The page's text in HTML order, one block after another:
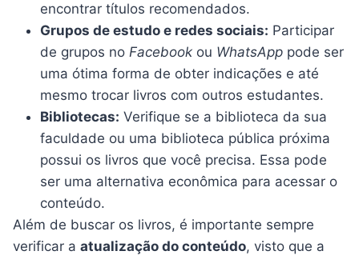
encontrar títulos recomendados.
Grupos de estudo e redes sociais: Participar
de grupos no Facebook ou WhatsApp pode ser
uma ótima forma de obter indicações e até
mesmo trocar livros com outros estudantes.
Bibliotecas: Verifique se a biblioteca da sua
faculdade ou uma biblioteca pública próxima
possui os livros que você precisa. Essa pode
ser uma alternativa econômica para acessar o
conteúdo.
Além de buscar os livros, é importante sempre
verificar a atualização do conteúdo, visto que a